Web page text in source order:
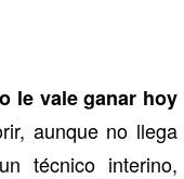
le vale ganar hoy
aunque no llega
técnico interino,